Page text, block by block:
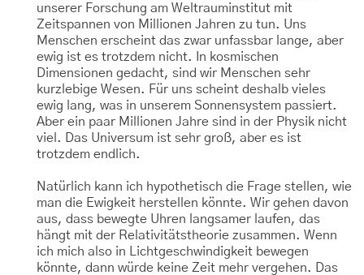
unserer Forschung am Weltrauminstitut mit
Zeitspannen von Millionen Jahren zu tun. Uns
Menschen erscheint das zwar unfassbar lange, aber
ewig ist es trotzdem nicht. In kosmischen
Dimensionen gedacht, sind wir Menschen sehr
kurzlebige Wesen. Für uns scheint deshalb vieles
ewig lang, was in unserem Sonnensystem passiert.
Aber ein paar Millionen Jahre sind in der Physik nicht
viel. Das Universum ist sehr groß, aber es ist
trotzdem endlich.
Natürlich kann ich hypothetisch die Frage stellen, wie
man die Ewigkeit herstellen könnte. Wir gehen davon
aus, dass bewegte Uhren langsamer laufen, das
hängt mit der Relativitätstheorie zusammen. Wenn
ich mich also in Lichtgeschwindigkeit bewegen
könnte, dann würde keine Zeit mehr vergehen. Das